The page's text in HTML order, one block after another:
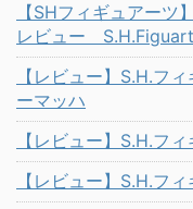
【SHフィギュアー
レビュー
【レビュー】S.H.フ
ーマッハ
【レビュー】S.H.フ
【レビュー】S.H.フ